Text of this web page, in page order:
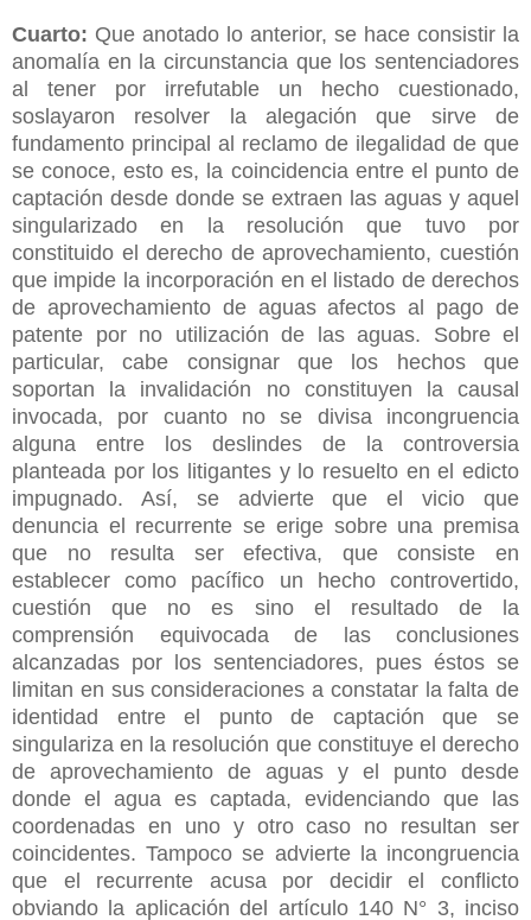
Cuarto: Que anotado lo anterior, se hace consistir la
anomalía en la circunstancia que los sentenciadores
al tener por irrefutable un hecho cuestionado,
soslayaron resolver la alegación que sirve de
fundamento principal al reclamo de ilegalidad de que
se conoce, esto es, la coincidencia entre el punto de
captación desde donde se extraen las aguas y aquel
singularizado en la resolución que tuvo por
constituido el derecho de aprovechamiento, cuestión
que impide la incorporación en el listado de derechos
de aprovechamiento de aguas afectos al pago de
patente por no utilización de las aguas. Sobre el
particular, cabe consignar que los hechos que
soportan la invalidación no constituyen la causal
invocada, por cuanto no se divisa incongruencia
alguna entre los deslindes de la controversia
planteada por los litigantes y lo resuelto en el edicto
impugnado. Así, se advierte que el vicio que
denuncia el recurrente se erige sobre una premisa
que no resulta ser efectiva, que consiste en
establecer como pacífico un hecho controvertido,
cuestión que no es sino el resultado de la
comprensión equivocada de las conclusiones
alcanzadas por los sentenciadores, pues éstos se
limitan en sus consideraciones a constatar la falta de
identidad entre el punto de captación que se
singulariza en la resolución que constituye el derecho
de aprovechamiento de aguas y el punto desde
donde el agua es captada, evidenciando que las
coordenadas en uno y otro caso no resultan ser
coincidentes. Tampoco se advierte la incongruencia
que el recurrente acusa por decidir el conflicto
obviando la aplicación del artículo 140 N° 3, inciso